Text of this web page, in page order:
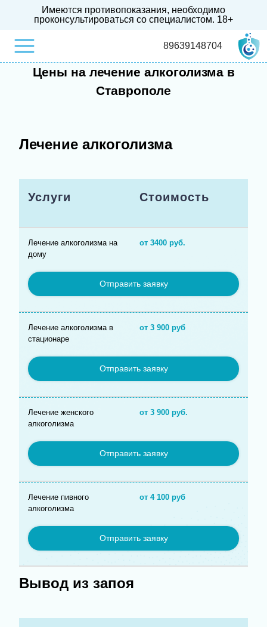
Имеются противопоказания, необходимо
проконсультироваться со специалистом. 18+
89639148704
Цены на лечение алкоголизма в
Ставрополе
Лечение алкоголизма
Услуги Стоимость
Лечение алкоголизма на
дому
от 3400 руб.
Отправить заявку
Лечение алкоголизма в
стационаре
от 3 900 руб
Отправить заявку
Лечение женского
алкоголизма
от 3 900 руб.
Отправить заявку
Лечение пивного
алкоголизма
от 4 100 руб
Отправить заявку
Вывод из запоя